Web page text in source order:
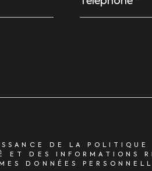
DE LA POLITIQUE
ET DES INFORMATIONS
DONNÉES